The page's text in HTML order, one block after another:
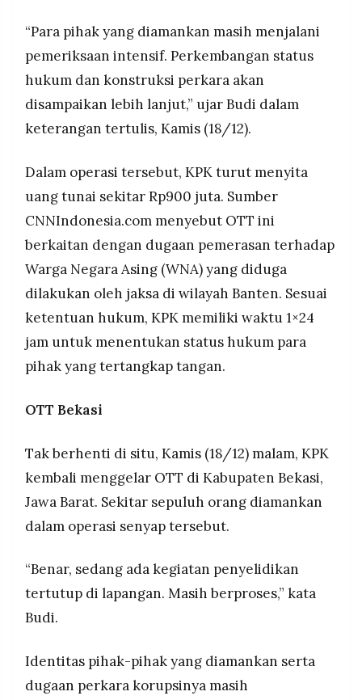
“Para pihak yang diamankan masih menjalani
pemeriksaan intensif. Perkembangan status
hukum dan konstruksi perkara akan
disampaikan lebih lanjut,” ujar Budi dalam
keterangan tertulis, Kamis (18/12).
Dalam operasi tersebut, KPK turut menyita
uang tunai sekitar Rp900 juta. Sumber
CNNIndonesia.com menyebut OTT ini
berkaitan dengan dugaan pemerasan terhadap
Warga Negara Asing (WNA) yang diduga
dilakukan oleh jaksa di wilayah Banten. Sesuai
ketentuan hukum, KPK memiliki waktu 1×24
jam untuk menentukan status hukum para
pihak yang tertangkap tangan.
OTT Bekasi
Tak berhenti di situ, Kamis (18/12) malam, KPK
kembali menggelar OTT di Kabupaten Bekasi,
Jawa Barat. Sekitar sepuluh orang diamankan
dalam operasi senyap tersebut.
“Benar, sedang ada kegiatan penyelidikan
tertutup di lapangan. Masih berproses,” kata
Budi.
Identitas pihak-pihak yang diamankan serta
dugaan perkara korupsinya masih